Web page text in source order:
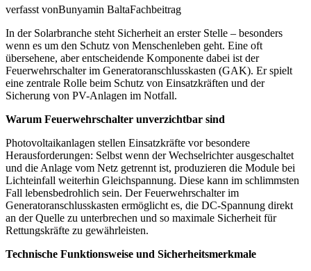
verfasst vonBunyamin BaltaFachbeitrag
In der Solarbranche steht Sicherheit an erster Stelle – besonders
wenn es um den Schutz von Menschenleben geht. Eine oft
übersehene, aber entscheidende Komponente dabei ist der
Feuerwehrschalter im Generatoranschlusskasten (GAK). Er spielt
eine zentrale Rolle beim Schutz von Einsatzkräften und der
Sicherung von PV-Anlagen im Notfall.
Warum Feuerwehrschalter unverzichtbar sind
Photovoltaikanlagen stellen Einsatzkräfte vor besondere
Herausforderungen: Selbst wenn der Wechselrichter ausgeschaltet
und die Anlage vom Netz getrennt ist, produzieren die Module bei
Lichteinfall weiterhin Gleichspannung. Diese kann im schlimmsten
Fall lebensbedrohlich sein. Der Feuerwehrschalter im
Generatoranschlusskasten ermöglicht es, die DC-Spannung direkt
an der Quelle zu unterbrechen und so maximale Sicherheit für
Rettungskräfte zu gewährleisten.
Technische Funktionsweise und Sicherheitsmerkmale